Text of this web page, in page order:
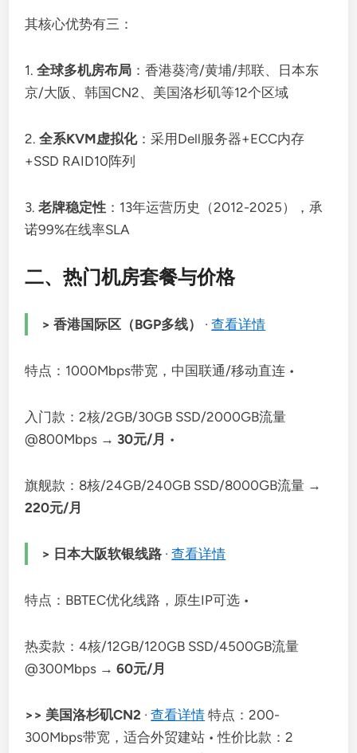
其核心优势有三：
1.全球多机房布局 ：香港葵湾/黄埔/邦联、日本东
京/大阪、韩国CN2、美国洛杉矶等12个区域
2.全系KVM虚拟化：采用Dell服务器+ECC内存
+SSD RAID10阵列
3.老牌稳定性 ：13年运营历史（2012-2025），承
诺99%在线率SLA
二、热门机房套餐与价格
> 香港国际区（BGP多线） ·查看详情
特点：1000Mbps带宽，中国联通/移动直连 •
入门款：2核/2GB/30GB SSD/2000GB流量
@800Mbps → 30元/月 •
旗舰款：8核/24GB/240GB SSD/8000GB流量 →
220元/月
> 日本大阪软银线路 ·查看详情
特点：BBTEC优化线路，原生IP可选 •
热卖款：4核/12GB/120GB SSD/4500GB流量
@300Mbps →60元/月
>> 美国洛杉矶CN2 ·查看详情 特点：200-
300Mbps带宽，适合外贸建站 • 性价比款：2